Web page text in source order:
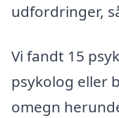
udfordringer,
Vi fandt 15
psykolog eller
omegn